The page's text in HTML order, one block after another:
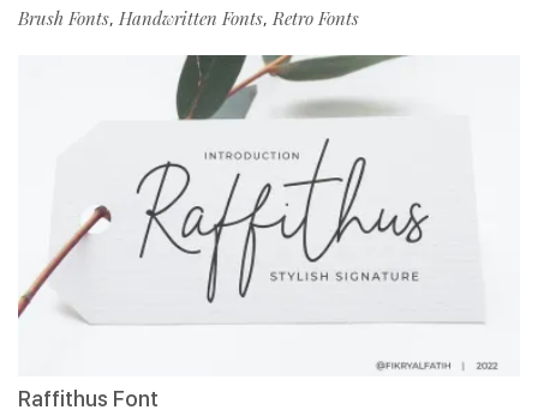
Brush Fonts, Handwritten Fonts, Retro Fonts
Raffithus Font